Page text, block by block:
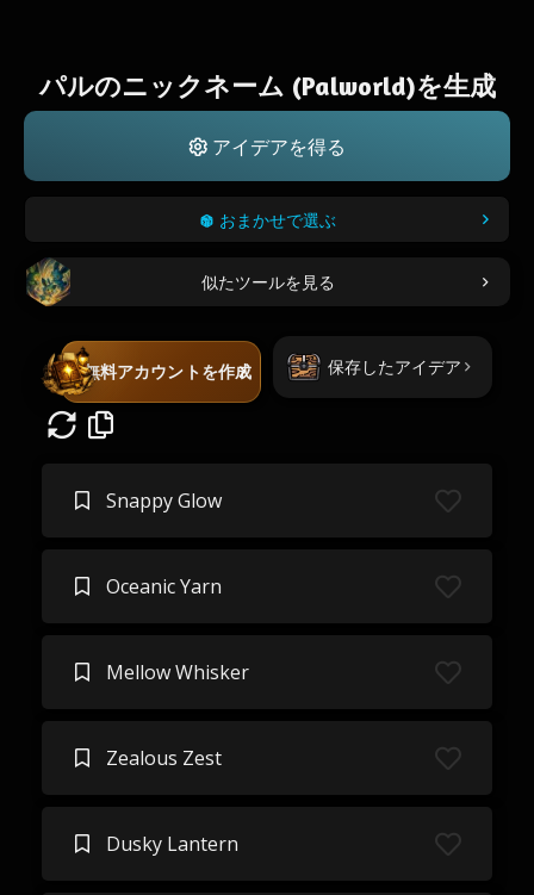
パルのニックネーム (Palworld)を生成
アイデアを得る
おまかせで選ぶ
似たツールを見る
無料アカウントを作成 保存したアイデア
Snappy Glow
Oceanic Yarn
Mellow Whisker
Zealous Zest
Dusky Lantern